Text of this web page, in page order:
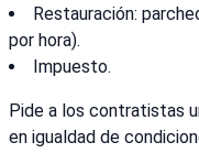
Restauración:
por hora).
Impuesto.
Pide a los contratistas
en igualdad de